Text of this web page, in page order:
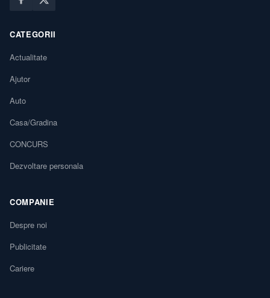
CATEGORII
Actualitate
Ajutor
Auto
Casa/Gradina
CONCURS
Dezvoltare personala
COMPANIE
Despre noi
Publicitate
Cariere